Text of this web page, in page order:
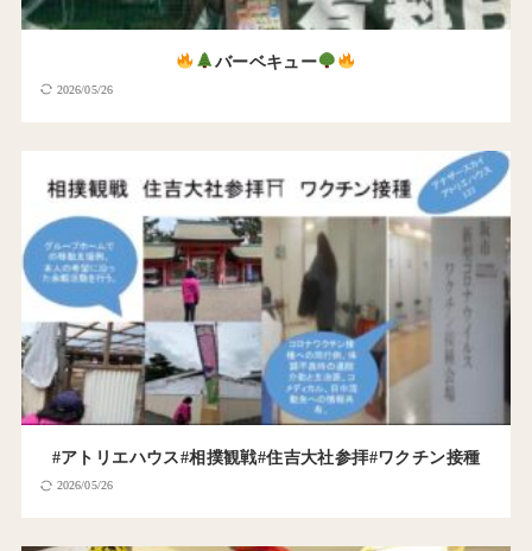
バーベキュー
2026/05/26
#アトリエハウス#相撲観戦#住吉大社参拝#ワクチン接種
2026/05/26